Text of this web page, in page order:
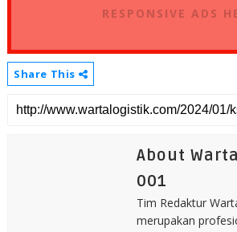
RESPONSIVE ADS
Share This
About
001
Tim Redaktur
merupakan